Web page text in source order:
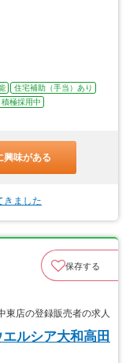
住宅補助（手当）あり
積極採用中
興味がある
きました
保存する
店の登録販売者の求人
ルシア大和高田